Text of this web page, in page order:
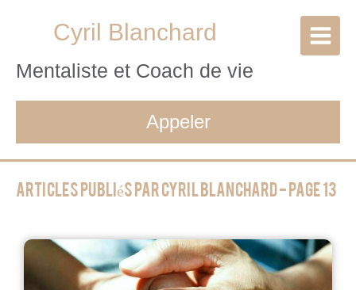
Cyril Blanchard
Mentaliste et Coach de vie
Appeler
Articles publiés par Cyril Blanchard - Page 13